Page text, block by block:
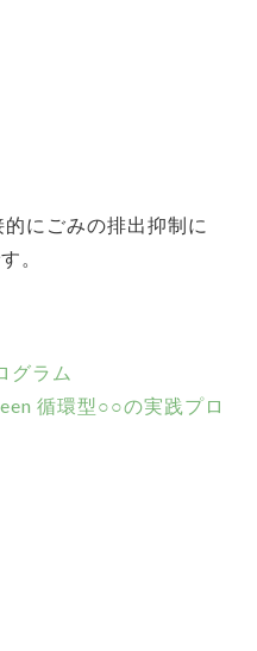
にごみの排出抑制に
。
グラム
循環型○○の実践プロ